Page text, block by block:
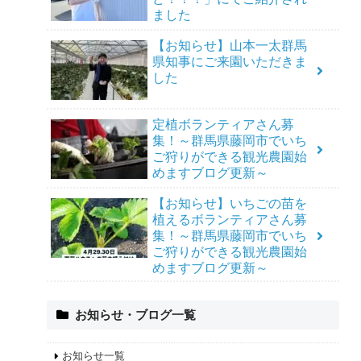
ました
【お知らせ】山本一太群馬
県知事にご来園いただきま
した
定植ボランティアさん募
集！～群馬県藤岡市でいち
ご狩りができる観光農園始
めますブログ更新～
【お知らせ】いちごの苗を
植えるボランティアさん募
集！～群馬県藤岡市でいち
ご狩りができる観光農園始
めますブログ更新～
お知らせ・ブログ一覧
お知らせ一覧